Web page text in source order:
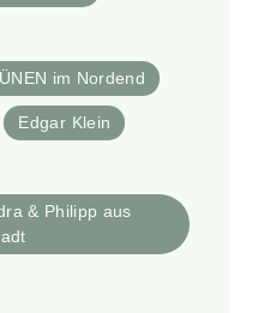
im Nordend
Edgar Klein
& Philipp aus